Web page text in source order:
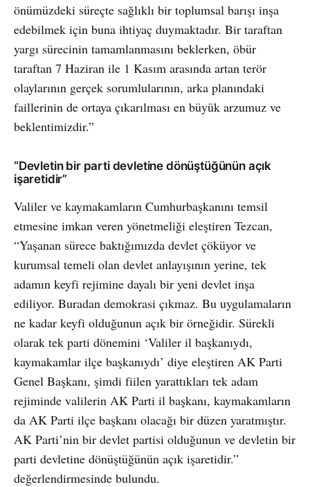
önümüzdeki süreçte sağlıklı bir toplumsal barışı inşa
edebilmek için buna ihtiyaç duymaktadır. Bir taraftan
yargı sürecinin tamamlanmasını beklerken, öbür
taraftan 7 Haziran ile 1 Kasım arasında artan terör
olaylarının gerçek sorumlularının, arka planındaki
faillerinin de ortaya çıkarılması en büyük arzumuz ve
beklentimizdir.”
“Devletin bir parti devletine dönüştüğünün açık
işaretidir”
Valiler ve kaymakamların Cumhurbaşkanını temsil
etmesine imkan veren yönetmeliği eleştiren Tezcan,
“Yaşanan sürece baktığımızda devlet çöküyor ve
kurumsal temeli olan devlet anlayışının yerine, tek
adamın keyfi rejimine dayalı bir yeni devlet inşa
ediliyor. Buradan demokrasi çıkmaz. Bu uygulamaların
ne kadar keyfi olduğunun açık bir örneğidir. Sürekli
olarak tek parti dönemini ‘Valiler il başkanıydı,
kaymakamlar ilçe başkanıydı’ diye eleştiren AK Parti
Genel Başkanı, şimdi fiilen yarattıkları tek adam
rejiminde valilerin AK Parti il başkanı, kaymakamların
da AK Parti ilçe başkanı olacağı bir düzen yaratmıştır.
AK Parti’nin bir devlet partisi olduğunun ve devletin bir
parti devletine dönüştüğünün açık işaretidir.”
değerlendirmesinde bulundu.